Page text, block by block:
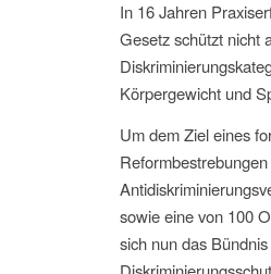
In 16 Jahren
Gesetz schützt nicht
Körpergewicht und
Um dem Ziel eines
sowie eine von 100
sich nun das